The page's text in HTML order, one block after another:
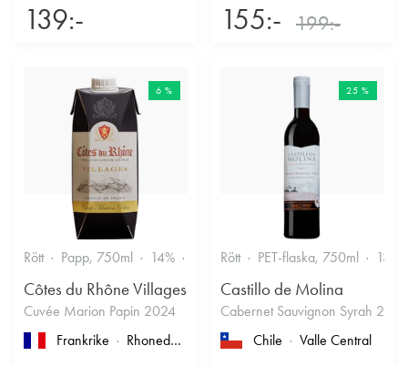
139:- 155:- 199:-
6 %
Rött Papp, 750ml 14% Fruktigt & Smakrikt
Côtes du Rhône Villages
Cuvée Marion Papin 2024
Frankrike
Rhonedalen , Côtes du Rhône , Côtes-du-Rhône-
25 %
Rött PET-flaska, 750ml
Castillo de Molina
Cabernet Sauvignon Syrah 2022
Chile
Valle Central